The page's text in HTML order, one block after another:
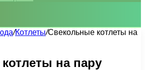
/Котлеты/Свекольные котлеты на
на пару